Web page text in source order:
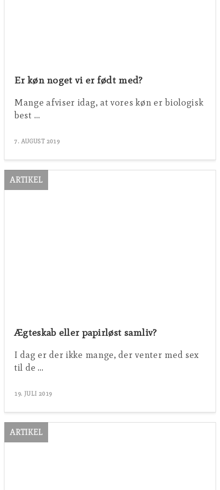
Er køn noget vi er født med?
Mange afviser idag, at vores køn er biologisk
best …
7. AUGUST 2019
ARTIKEL
Ægteskab eller papirløst samliv?
I dag er der ikke mange, der venter med sex
til de …
19. JULI 2019
ARTIKEL